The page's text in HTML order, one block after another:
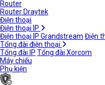
Router
Router Draytek
Điện thoại
Điện thoại IP
Điện thoại IP Grandstream Điện
Tổng đài điện thoại
Tổng đài IP Tổng đài Xorcom
Máy chiếu
Phụ kiện